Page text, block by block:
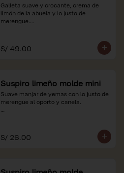
Galleta suave y crocante, crema de
limón de la abuela y lo justo de
merengue.
soles e incluyen impuestos de ley y
recargo al consumo.
S/ 49.00
Suspiro limeño molde mini
Suave manjar de yemas con lo justo de
merengue al oporto y canela.
S/ 26.00